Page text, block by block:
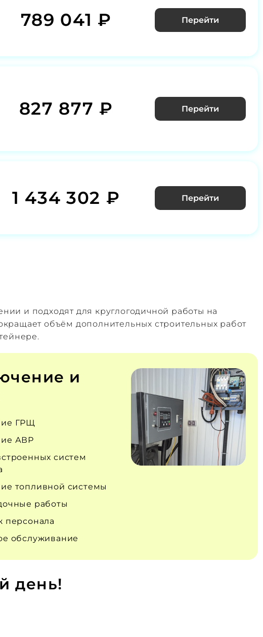
789 041 ₽ Перейти
827 877 ₽ Перейти
1 434 302 ₽ Перейти
и подходят для круглогодичной работы на
объём дополнительных строительных работ
и
ГРЩ
АВР
систем
топливной системы
работы
персонала
обслуживание
день!